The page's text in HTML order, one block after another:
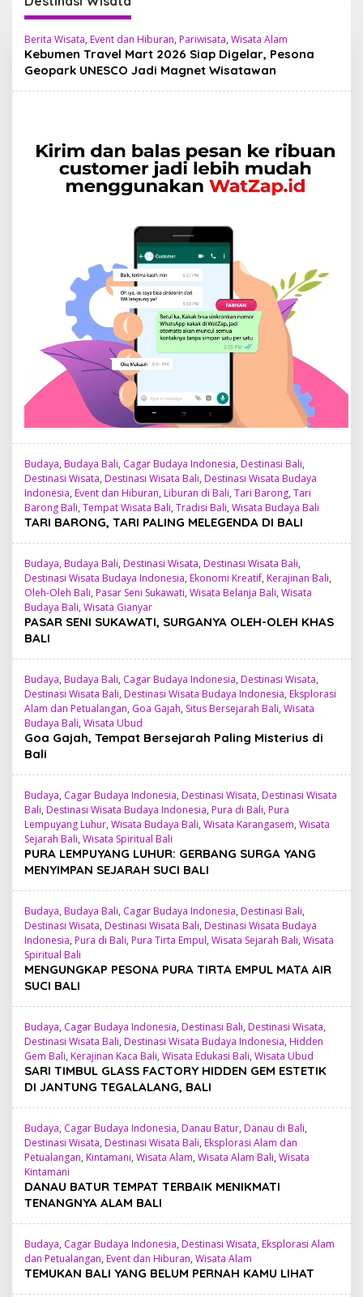
Berita Wisata, Event dan Hiburan, Pariwisata, Wisata Alam
Kebumen Travel Mart 2026 Siap Digelar, Pesona
Geopark UNESCO Jadi Magnet Wisatawan
Budaya, Budaya Bali, Cagar Budaya Indonesia, Destinasi Bali,
Destinasi Wisata, Destinasi Wisata Bali, Destinasi Wisata Budaya
Indonesia, Event dan Hiburan, Liburan di Bali, Tari Barong, Tari
Barong Bali, Tempat Wisata Bali, Tradisi Bali, Wisata Budaya Bali
TARI BARONG, TARI PALING MELEGENDA DI BALI
Budaya, Budaya Bali, Destinasi Wisata, Destinasi Wisata Bali,
Destinasi Wisata Budaya Indonesia, Ekonomi Kreatif, Kerajinan Bali,
Oleh-Oleh Bali, Pasar Seni Sukawati, Wisata Belanja Bali, Wisata
Budaya Bali, Wisata Gianyar
PASAR SENI SUKAWATI, SURGANYA OLEH-OLEH KHAS
BALI
Budaya, Budaya Bali, Cagar Budaya Indonesia, Destinasi Wisata,
Destinasi Wisata Bali, Destinasi Wisata Budaya Indonesia, Eksplorasi
Alam dan Petualangan, Goa Gajah, Situs Bersejarah Bali, Wisata
Budaya Bali, Wisata Ubud
Goa Gajah, Tempat Bersejarah Paling Misterius di
Bali
Budaya, Cagar Budaya Indonesia, Destinasi Wisata, Destinasi Wisata
Bali, Destinasi Wisata Budaya Indonesia, Pura di Bali, Pura
Lempuyang Luhur, Wisata Budaya Bali, Wisata Karangasem, Wisata
Sejarah Bali, Wisata Spiritual Bali
PURA LEMPUYANG LUHUR: GERBANG SURGA YANG
MENYIMPAN SEJARAH SUCI BALI
Budaya, Budaya Bali, Cagar Budaya Indonesia, Destinasi Bali,
Destinasi Wisata, Destinasi Wisata Bali, Destinasi Wisata Budaya
Indonesia, Pura di Bali, Pura Tirta Empul, Wisata Sejarah Bali, Wisata
Spiritual Bali
MENGUNGKAP PESONA PURA TIRTA EMPUL MATA AIR
SUCI BALI
Budaya, Cagar Budaya Indonesia, Destinasi Bali, Destinasi Wisata,
Destinasi Wisata Bali, Destinasi Wisata Budaya Indonesia, Hidden
Gem Bali, Kerajinan Kaca Bali, Wisata Edukasi Bali, Wisata Ubud
SARI TIMBUL GLASS FACTORY HIDDEN GEM ESTETIK
DI JANTUNG TEGALALANG, BALI
Budaya, Cagar Budaya Indonesia, Danau Batur, Danau di Bali,
Destinasi Wisata, Destinasi Wisata Bali, Eksplorasi Alam dan
Petualangan, Kintamani, Wisata Alam, Wisata Alam Bali, Wisata
Kintamani
DANAU BATUR TEMPAT TERBAIK MENIKMATI
TENANGNYA ALAM BALI
Budaya, Cagar Budaya Indonesia, Destinasi Wisata, Eksplorasi Alam
dan Petualangan, Event dan Hiburan, Wisata Alam
TEMUKAN BALI YANG BELUM PERNAH KAMU LIHAT